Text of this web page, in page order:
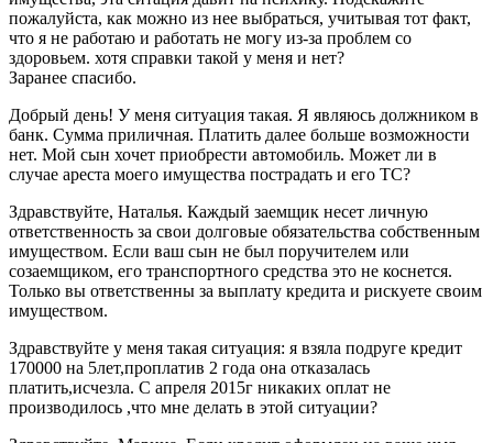
пожалуйста, как можно из нее выбраться, учитывая тот факт,
что я не работаю и работать не могу из-за проблем со
здоровьем. хотя справки такой у меня и нет?
Заранее спасибо.
Добрый день! У меня ситуация такая. Я являюсь должником в
банк. Сумма приличная. Платить далее больше возможности
нет. Мой сын хочет приобрести автомобиль. Может ли в
случае ареста моего имущества пострадать и его ТС?
Здравствуйте, Наталья. Каждый заемщик несет личную
ответственность за свои долговые обязательства собственным
имуществом. Если ваш сын не был поручителем или
созаемщиком, его транспортного средства это не коснется.
Только вы ответственны за выплату кредита и рискуете своим
имуществом.
Здравствуйте у меня такая ситуация: я взяла подруге кредит
170000 на 5лет,проплатив 2 года она отказалась
платить,исчезла. С апреля 2015г никаких оплат не
производилось ,что мне делать в этой ситуации?